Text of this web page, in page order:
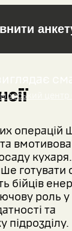
центр
операцій
кухаря.
готувати
бійців
роль у
та
підрозділу.